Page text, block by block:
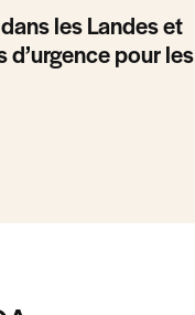
les Landes et
d’urgence pour les